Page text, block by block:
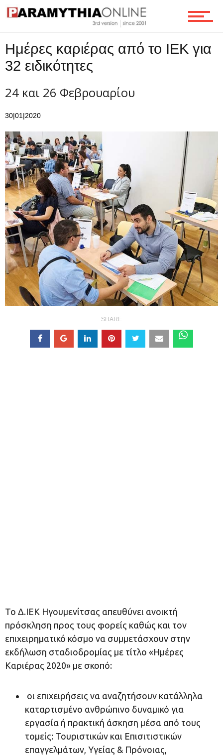
Επικοινωνία
Hμέρες καριέρας από το ΙΕΚ για
32 ειδικότητες
24 και 26 Φεβρουαρίου
30|01|2020
SHARE
Το Δ.ΙΕΚ Ηγουμενίτσας απευθύνει ανοικτή
πρόσκληση προς τους φορείς καθώς και τον
επιχειρηματικό κόσμο να συμμετάσχουν στην
εκδήλωση σταδιοδρομίας με τίτλο «Ημέρες
Καριέρας 2020» με σκοπό:
οι επιχειρήσεις να αναζητήσουν κατάλληλα
καταρτισμένο ανθρώπινο δυναμικό για
εργασία ή πρακτική άσκηση μέσα από τους
τομείς: Τουριστικών και Επισιτιστικών
επαγγελμάτων, Υγείας & Πρόνοιας,